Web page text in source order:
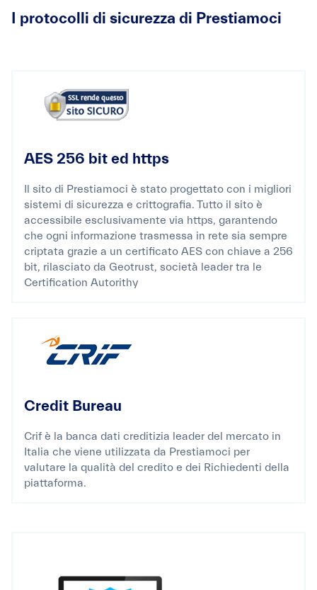
I protocolli di sicurezza di Prestiamoci
AES 256 bit ed https
Il sito di Prestiamoci è stato progettato con i migliori
sistemi di sicurezza e crittografia. Tutto il sito è
accessibile esclusivamente via https, garantendo
che ogni informazione trasmessa in rete sia sempre
criptata grazie a un certificato AES con chiave a 256
bit, rilasciato da Geotrust, società leader tra le
Certification Autorithy
Credit Bureau
Crif è la banca dati creditizia leader del mercato in
Italia che viene utilizzata da Prestiamoci per
valutare la qualità del credito e dei Richiedenti della
piattaforma.